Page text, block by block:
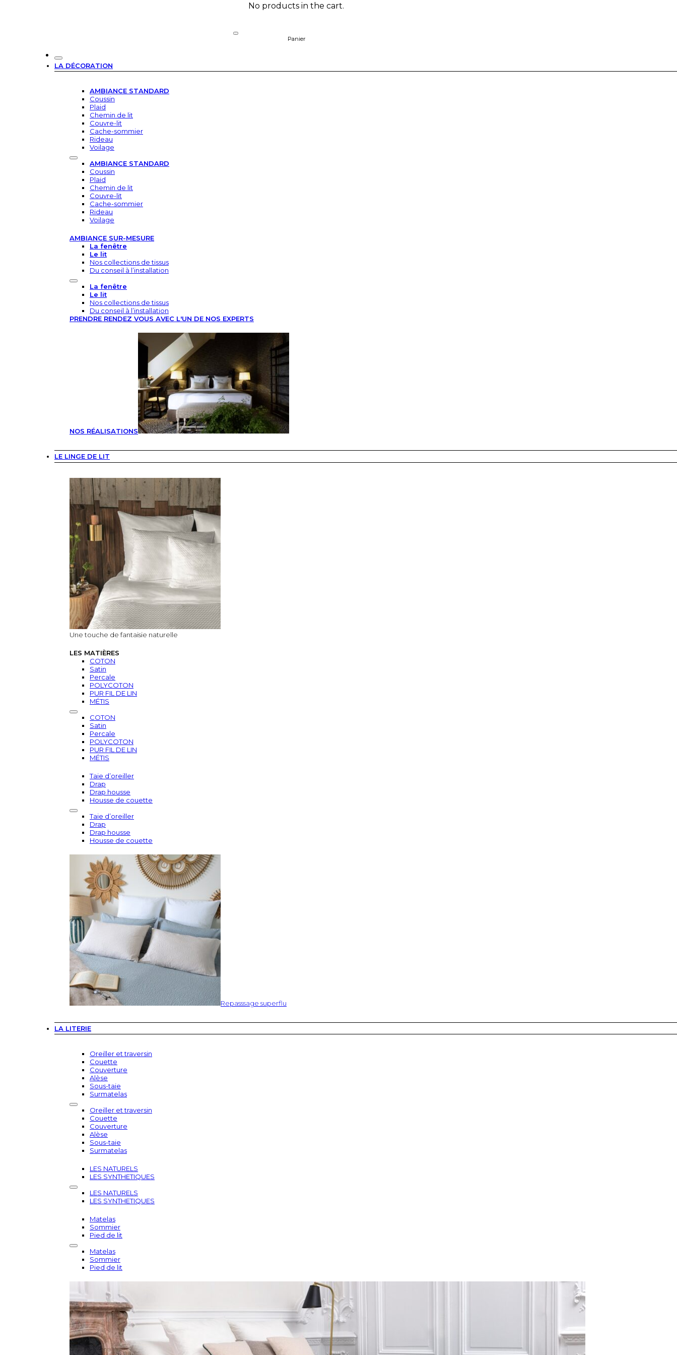
No products in the cart.
Panier
LA DÉCORATION
AMBIANCE STANDARD
Coussin
Plaid
Chemin de lit
Couvre-lit
Cache-sommier
Rideau
Voilage
AMBIANCE STANDARD
Coussin
Plaid
Chemin de lit
Couvre-lit
Cache-sommier
Rideau
Voilage
AMBIANCE SUR-MESURE
La fenêtre
Le lit
Nos collections de tissus
Du conseil à l’installation
La fenêtre
Le lit
Nos collections de tissus
Du conseil à l’installation
PRENDRE RENDEZ VOUS AVEC L'UN DE NOS EXPERTS
NOS RÉALISATIONS
LE LINGE DE LIT
Une touche de fantaisie naturelle
LES MATIÈRES
COTON
Satin
Percale
POLYCOTON
PUR FIL DE LIN
MÉTIS
COTON
Satin
Percale
POLYCOTON
PUR FIL DE LIN
MÉTIS
Taie d’oreiller
Drap
Drap housse
Housse de couette
Taie d’oreiller
Drap
Drap housse
Housse de couette
Repasssage superflu
LA LITERIE
Oreiller et traversin
Couette
Couverture
Alèse
Sous-taie
Surmatelas
Oreiller et traversin
Couette
Couverture
Alèse
Sous-taie
Surmatelas
LES NATURELS
LES SYNTHETIQUES
LES NATURELS
LES SYNTHETIQUES
Matelas
Sommier
Pied de lit
Matelas
Sommier
Pied de lit